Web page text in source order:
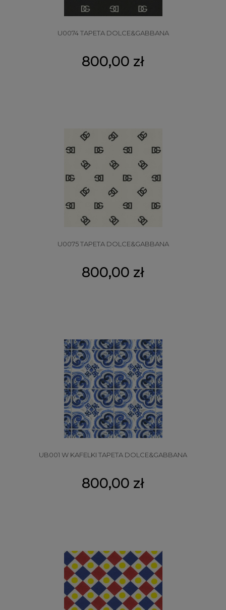
U0074 TAPETA DOLCE&GABBANA
800,00 zł
U0075 TAPETA DOLCE&GABBANA
800,00 zł
UB001 W KAFELKI TAPETA DOLCE&GABBANA
800,00 zł